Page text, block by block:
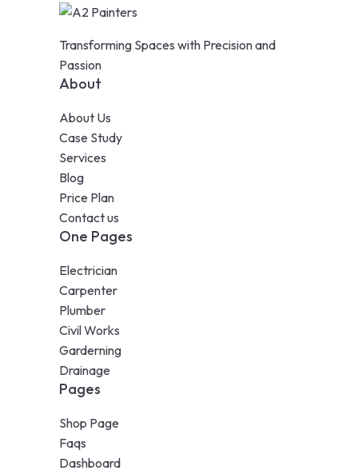
Transforming Spaces with Precision and
Passion
About
About Us
Case Study
Services
Blog
Price Plan
Contact us
One Pages
Electrician
Carpenter
Plumber
Civil Works
Garderning
Drainage
Pages
Shop Page
Faqs
Dashboard